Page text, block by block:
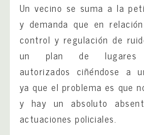
Un vecino se suma a la
y demanda que en
control y regulación de
un plan de lugares
autorizados ciñéndose a
ya que el problema es que
y hay un absoluto
actuaciones policiales.